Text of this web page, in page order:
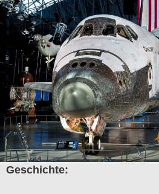
Geschichte: